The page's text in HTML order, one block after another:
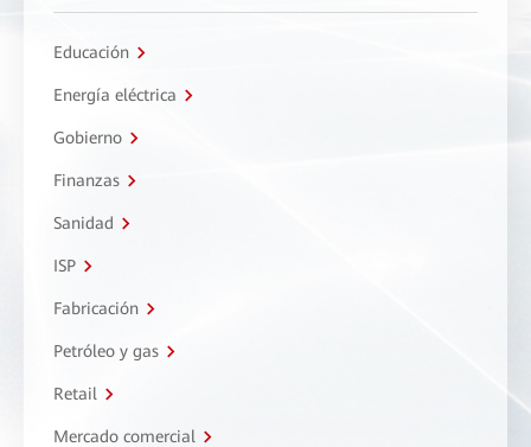
Educación
Energía eléctrica
Gobierno
Finanzas
Sanidad
ISP
Fabricación
Petróleo y gas
Retail
Mercado comercial